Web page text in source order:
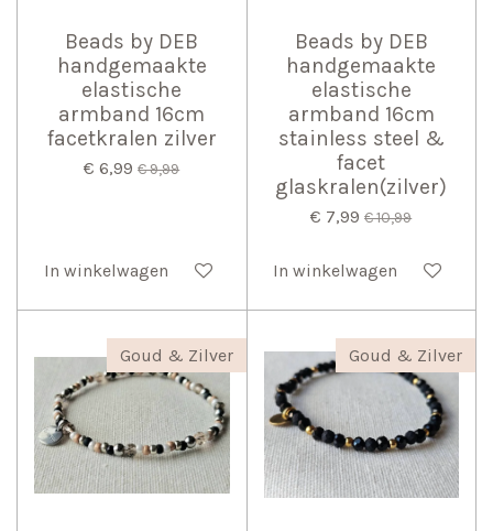
Beads by DEB
handgemaakte
elastische
armband 16cm
facetkralen zilver
€ 6,99 € 9,99
In winkelwagen
Beads by DEB
handgemaakte
elastische
armband 16cm
stainless steel &
facet
glaskralen(zilver)
€ 7,99 € 10,99
In winkelwagen
Goud & Zilver Goud & Zilver